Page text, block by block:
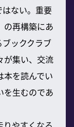
ない。重要
の再構築にあ
ッククラブ
が集い、交流
本を読んでい
を生むのであ